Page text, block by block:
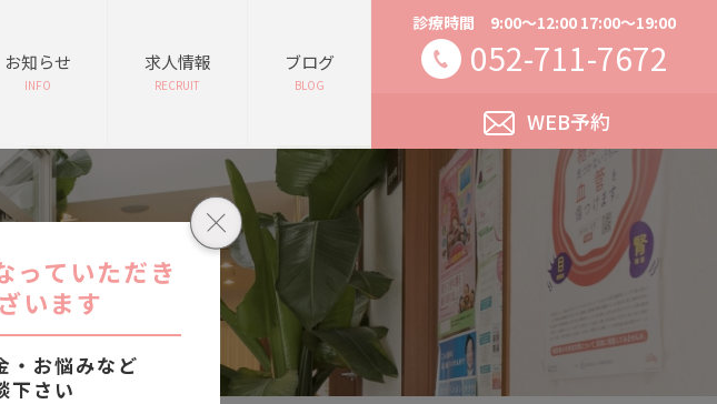
っていただき
います
・お悩みなど
下さい
お知らせ
INFO
求人情報
RECRUIT
ブログ
BLOG
診療時間 9:00～12:00 17:00～19:00
052-711-7672
WEB予約
年7月